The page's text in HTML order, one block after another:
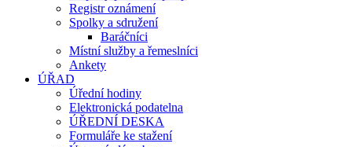
Registr oznámení
Spolky a sdružení
Baráčníci
Místní služby a řemeslníci
Ankety
ÚŘAD
Úřední hodiny
Elektronická podatelna
ÚŘEDNÍ DESKA
Formuláře ke stažení